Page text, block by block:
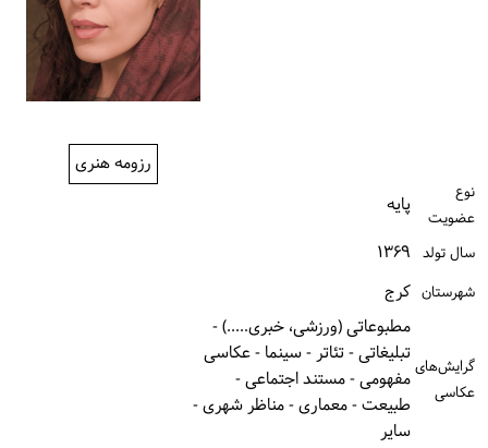
رزومه هنری
نوع
عضویت
پایه
سال تولد ۱۳۶۹
شهرستان كرج
گرایش‌های
عکاسی
مطبوعاتی (ورزشی، خبری.....) -
تبلیغاتی - تئاتر - سینما - عکاسی
مفهومی - مستند اجتماعی -
طبیعت - معماری - مناظر شهری -
سایر